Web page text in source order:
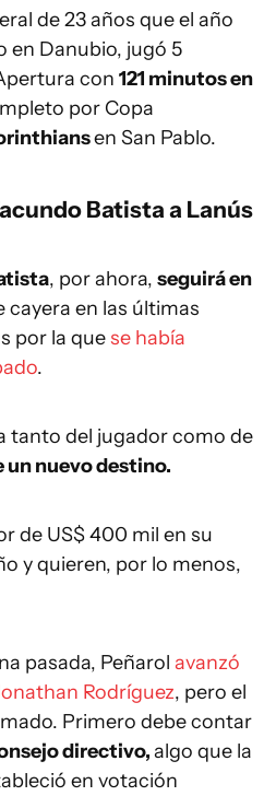
de 23 años que el año
en Danubio, jugó 5
con 121 minutos en
por Copa
en San Pablo.
Batista a Lanús
, por ahora, seguirá en
cayera en las últimas
por la quese había
.
tanto del jugador como de
un nuevo destino.
de US$ 400 mil en su
y quieren, por lo menos,
pasada, Peñarol avanzó
Rodríguez, pero el
Primero debe contar
directivo,algo que la
en votación